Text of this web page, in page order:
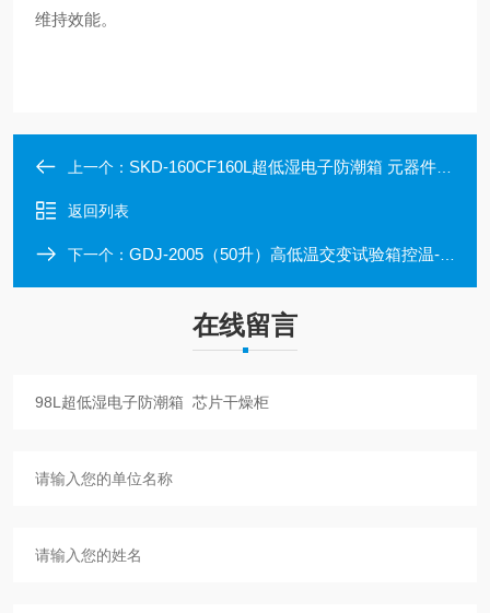
维持效能。
上一个： SKD-160CF160L超低湿电子防潮箱 元器件干燥柜
返回列表
下一个： GDJ-2005（50升）高低温交变试验箱控温-20℃-150℃容积50升
在线留言